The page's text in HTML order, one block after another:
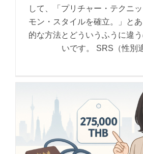
して、「プリチャー・テクニ
モン・スタイルを確立。」と
的な方法とどういうふうに違
いです。 SRS（性別